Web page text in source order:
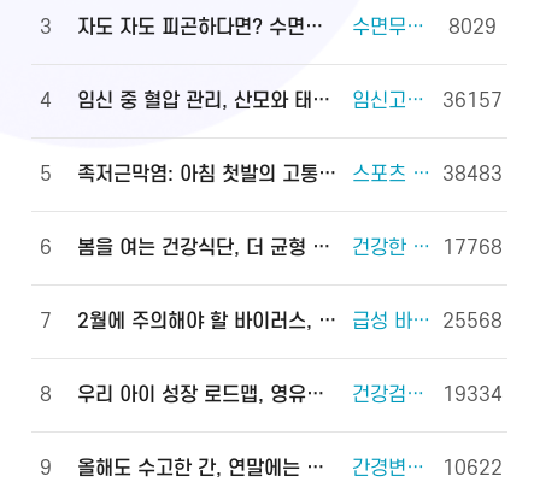
3 자도 자도 피곤하다면? 수면무호흡증 진단·관리법 수면무호흡증 외 2건 8029
4 임신 중 혈압 관리, 산모와 태아를 지키는 첫걸음 임신고혈압과 전자간증(임신중독증) 외 4건 36157
5 족저근막염: 아침 첫발의 고통, 원인과 대처법 스포츠 손상과 안전(족관절(발목 관절) 손상) 외 2건 38483
6 봄을 여는 건강식단, 더 균형 있게! 건강한 체중조절을 위한 식사 외 6건 17768
7 2월에 주의해야 할 바이러스, 이렇게 예방하세요! 급성 바이러스 위장관염 외 2건 25568
8 우리 아이 성장 로드맵, 영유아 건강검진으로 완성하세요! 건강검진(국가건강검진) 외 2건 19334
9 올해도 수고한 간, 연말에는 쉬게 해 주세요! 간경변증 외 3건 10622